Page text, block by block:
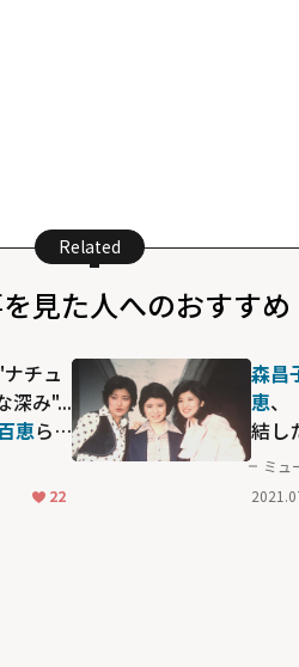
Related
見た人へのおすすめ
チュ
深み"...
恵ら
22
森昌
恵、
結し
ミュ